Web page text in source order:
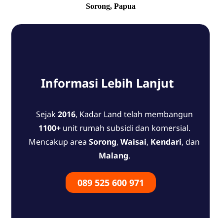
Sorong, Papua
Informasi Lebih Lanjut
Sejak2016, Kadar Land telah membangun
1100+unit rumah subsidi dan komersial.
Mencakup area Sorong, Waisai, Kendari, dan
Malang.
089 525 600 971